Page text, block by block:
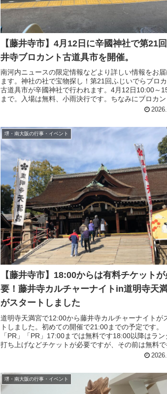
【藤井寺市】4月12日に辛國神社で第21
井寺ブロカント古道具市を開催。
南河内ニュースの限定情報などより詳しい情報をお届
ます。神社の社で宝物探し！第21回ふじいでらブロ
古道具市が辛國神社で行われます。4月12日10:00～
まで。入場は無料、小雨決行です。ちなみにブロカン
堺・南大阪の行事・イベント
【藤井寺市】18:00からは有料チケットが
要！藤井寺カルチャーナイトin道明寺天
がスタートしました
道明寺天満宮で12:00から藤井寺カルチャーナイトが
トしました。初めての開催で21:00までの予定です。
「PR」「PR」17:00までは無料です18:00以降はラン
打ち上げなどチケットが必要ですが、その前は無料で
堺・南大阪の行事・イベント